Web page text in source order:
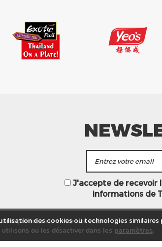
J'accepte de recevoir
informations de
Recrutement Plan du site
Mentions
des cookies ou technologies similaires
expérience sur notre site web.
ou les désactiver dans les paramètres.